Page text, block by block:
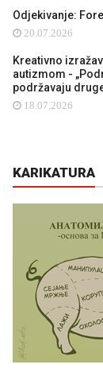
Odjekivanje:
20.07.2026
Kreativno
autizmom -
podržavaju
18.07.2026
KARIKATURA